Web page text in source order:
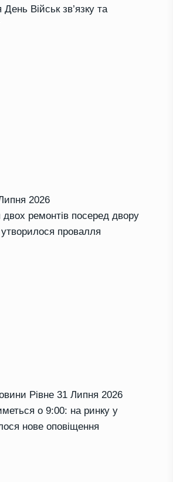
День Військ зв’язку та
2026
двох ремонтів посеред двору
утворилося провалля
Рівне 31 Липня 2026
о 9:00: на ринку у
нове оповіщення